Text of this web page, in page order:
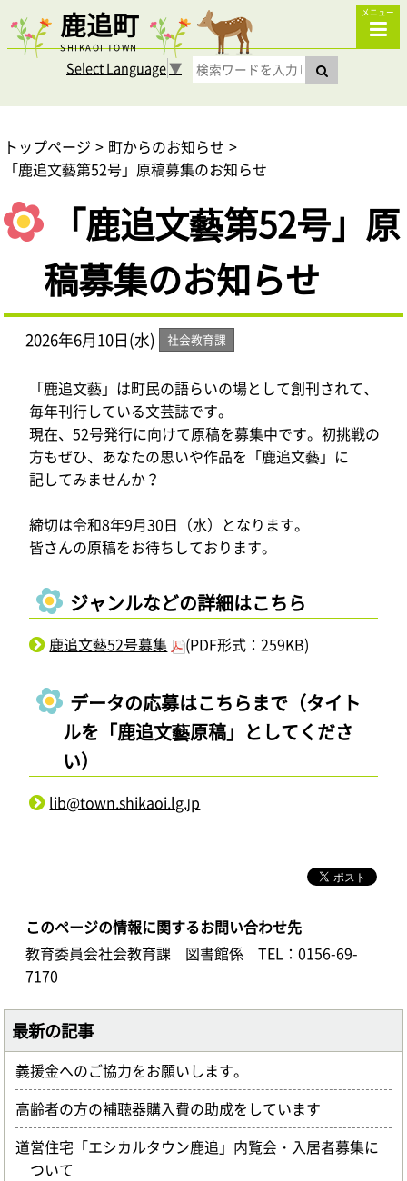
鹿追町
SHIKAOI TOWN
メニュー
Select Language▼
トップページ
町からのお知らせ
「鹿追文藝第52号」原稿募集のお知らせ
「鹿追文藝第52号」原
稿募集のお知らせ
2026年6月10日(水) 社会教育課
「鹿追文藝」は町民の語らいの場として創刊されて、
毎年刊行している文芸誌です。
現在、52号発行に向けて原稿を募集中です。初挑戦の
方もぜひ、あなたの思いや作品を「鹿追文藝」に
記してみませんか？
締切は令和8年9月30日（水）となります。
皆さんの原稿をお待ちしております。
ジャンルなどの詳細はこちら
鹿追文藝52号募集 (PDF形式：259KB)
データの応募はこちらまで（タイト
ルを「鹿追文藝原稿」としてくださ
い）
lib@town.shikaoi.lg.jp
このページの情報に関するお問い合わせ先
教育委員会社会教育課 図書館係
TEL：0156-69-
7170
最新の記事
義援金へのご協力をお願いします。
高齢者の方の補聴器購入費の助成をしています
道営住宅「エシカルタウン鹿追」内覧会・入居者募集に
ついて